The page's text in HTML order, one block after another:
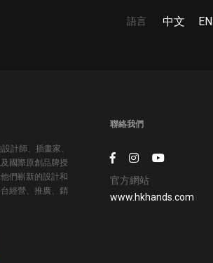
語言 中文 EN
計師、插畫家、
國際原創品牌授
們嶄新的設計和
經營、推廣、銷
聯絡我們
官方網站
www.hkhands.com